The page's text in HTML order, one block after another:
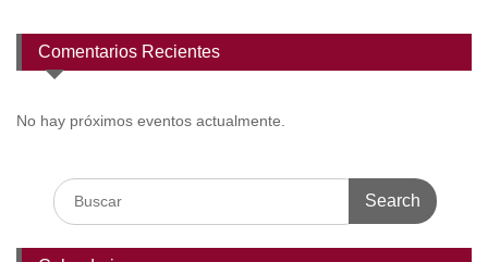
Comentarios Recientes
No hay próximos eventos actualmente.
Search
for: